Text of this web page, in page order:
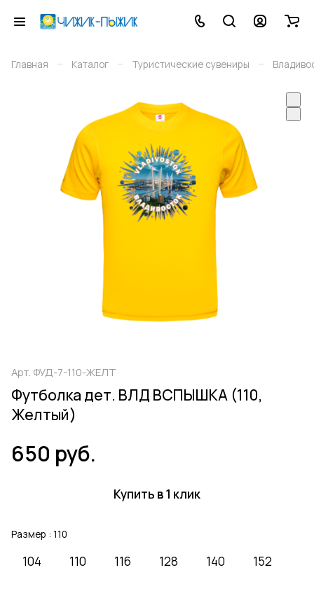
Главная – Каталог – Туристические сувениры –
Арт. ФУД-7-110-ЖЕЛТ
Футболка дет. ВЛД ВСПЫШКА (110,
Желтый)
650 руб.
Купить в 1 клик
Размер : 110
104 110 116 128 140 152